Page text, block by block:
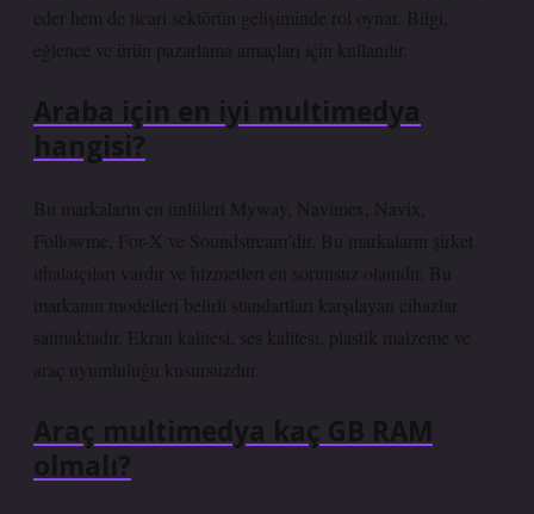
eder hem de ticari sektörün gelişiminde rol oynar. Bilgi,
eğlence ve ürün pazarlama amaçları için kullanılır.
Araba için en iyi multimedya
hangisi?
Bu markaların en ünlüleri Myway, Navimex, Navix,
Followme, For-X ve Soundstream’dir. Bu markaların şirket
ithalatçıları vardır ve hizmetleri en sorunsuz olanıdır. Bu
markanın modelleri belirli standartları karşılayan cihazlar
satmaktadır. Ekran kalitesi, ses kalitesi, plastik malzeme ve
araç uyumluluğu kusursuzdur.
Araç multimedya kaç GB RAM
olmalı?